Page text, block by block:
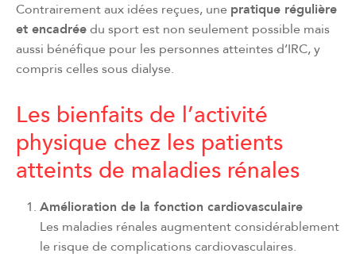
Contrairement aux idées reçues, une pratique régulière
et encadréedu sport est non seulement possible mais
aussi bénéfique pour les personnes atteintes d’IRC, y
compris celles sous dialyse.
Les bienfaits de l’activité
physique chez les patients
atteints de maladies rénales
Amélioration de la fonction cardiovasculaire
Les maladies rénales augmentent considérablement
le risque de complications cardiovasculaires.